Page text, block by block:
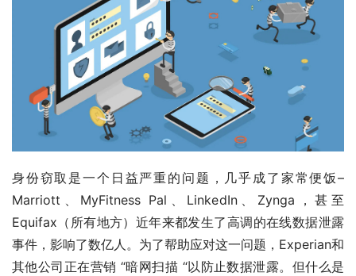
身份窃取是一个日益严重的问题，几乎成了家常便饭–
Marriott、MyFitness Pal、LinkedIn、Zynga，甚至
Equifax（所有地方）近年来都发生了高调的在线数据泄露
事件，影响了数亿人。为了帮助应对这一问题，Experian和
其他公司正在营销 “暗网扫描 “以防止数据泄露。但什么是